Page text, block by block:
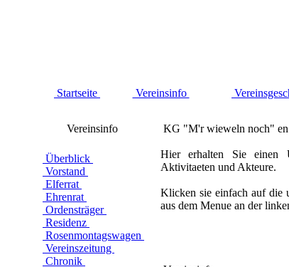
Startseite Vereinsinfo
Vereinsinfo
Überblick
Vorstand
Elferrat
Ehrenrat
Ordensträger
Residenz
Rosenmontagswagen
Vereinszeitung
Chronik
KG "M'r wieweln noch" en
Hier erhalten Sie einen
Aktivitaeten und Akteure.
Klicken sie einfach auf die
aus dem Menue an der